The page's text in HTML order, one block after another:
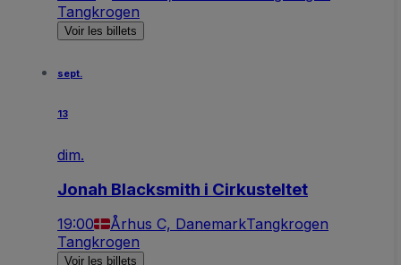
Tangkrogen
Voir les billets
sept.
13
dim.
Jonah Blacksmith i Cirkusteltet
19:00 Århus C, DanemarkTangkrogen
Tangkrogen
Voir les billets